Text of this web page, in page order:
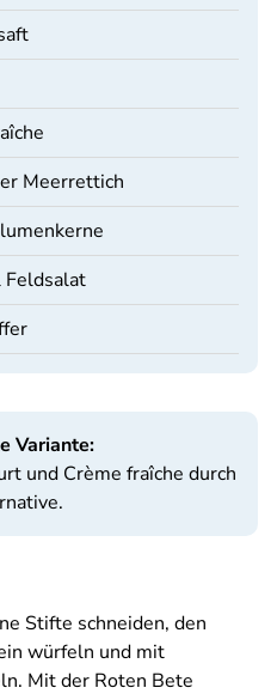
Meerrettich
Feldsalat
Variante:
und Crème fraîche durch
Stifte schneiden, den
würfeln und mit
Mit der Roten Bete